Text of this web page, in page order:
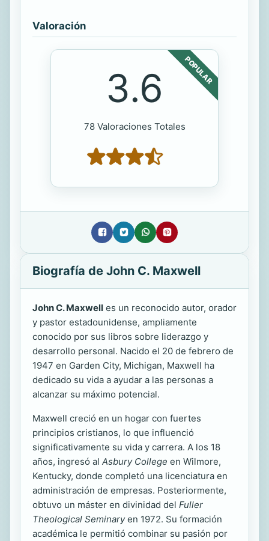
Valoración
POPULAR
3.6
78 Valoraciones Totales
Biografía de John C. Maxwell
John C. Maxwell es un reconocido autor, orador
y pastor estadounidense, ampliamente
conocido por sus libros sobre liderazgo y
desarrollo personal. Nacido el 20 de febrero de
1947 en Garden City, Michigan, Maxwell ha
dedicado su vida a ayudar a las personas a
alcanzar su máximo potencial.
Maxwell creció en un hogar con fuertes
principios cristianos, lo que influenció
significativamente su vida y carrera. A los 18
años, ingresó al Asbury College en Wilmore,
Kentucky, donde completó una licenciatura en
administración de empresas. Posteriormente,
obtuvo un máster en divinidad del Fuller
Theological Seminaryen 1972. Su formación
académica le permitió combinar su pasión por